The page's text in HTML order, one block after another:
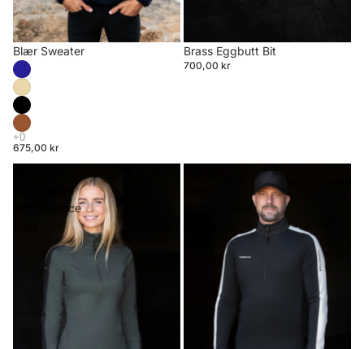
Blær Sweater
675,00 kr
Brass Eggbutt Bit
700,00 kr
Longsleeve
Performance